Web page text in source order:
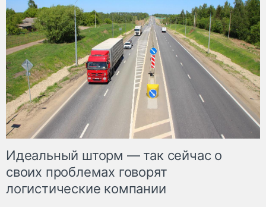
Идеальный шторм — так сейчас о
своих проблемах говорят
логистические компании